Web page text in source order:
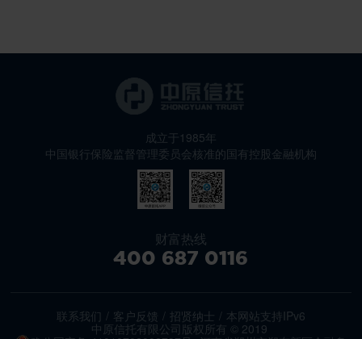
成立于1985年
中国银行保险监督管理委员会核准的国有控股金融机构
财富热线
400 687 0116
联系我们 / 客户反馈 / 招贤纳士 / 本网站支持IPv6
中原信托有限公司版权所有 © 2019